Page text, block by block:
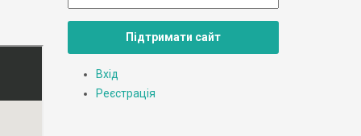
Підтримати сайт
Вхід
Реєстрація